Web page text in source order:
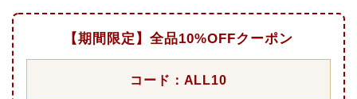
【期間限定】全品10%OFFクーポン
コード：ALL10